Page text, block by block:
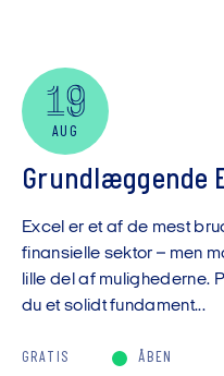
19
AUG
Grundlæggende
Excel er et af de mest
finansielle sektor – men
lille del af mulighederne.
du et solidt fundament...
GRATIS ÅBEN